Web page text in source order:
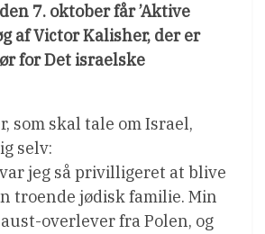
7. oktober får ’Aktive
af Victor Kalisher, der er
for Det israelske
som skal tale om Israel,
selv:
jeg så privilligeret at blive
troende jødisk familie. Min
overlever fra Polen, og